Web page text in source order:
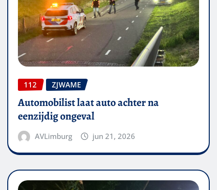
112 ZJWAME
Automobilist laat auto achter na
eenzijdig ongeval
AVLimburg jun 21, 2026